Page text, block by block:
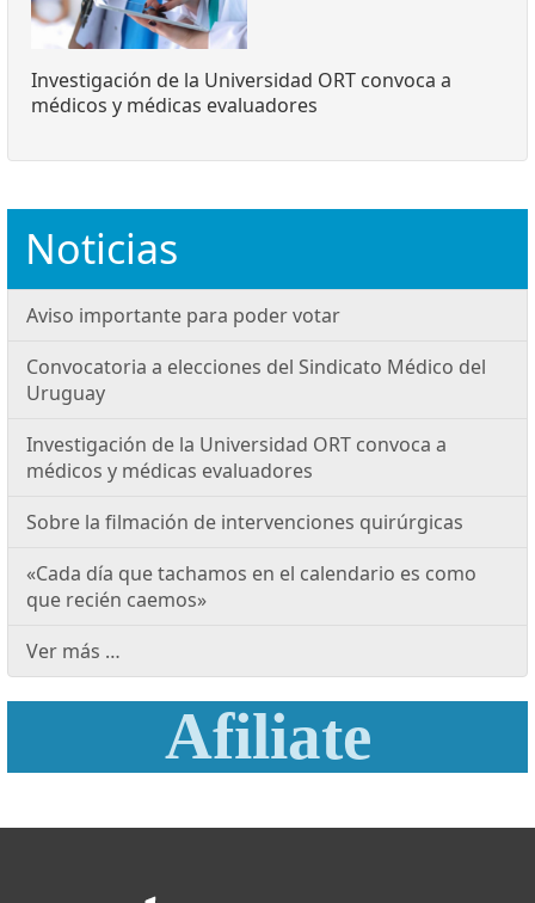
Investigación de la Universidad ORT convoca a
médicos y médicas evaluadores
Noticias
Aviso importante para poder votar
Convocatoria a elecciones del Sindicato Médico del
Uruguay
Investigación de la Universidad ORT convoca a
médicos y médicas evaluadores
Sobre la filmación de intervenciones quirúrgicas
«Cada día que tachamos en el calendario es como
que recién caemos»
Ver más …
Afiliate